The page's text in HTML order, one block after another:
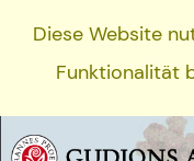
Diese Website
Funktionalität